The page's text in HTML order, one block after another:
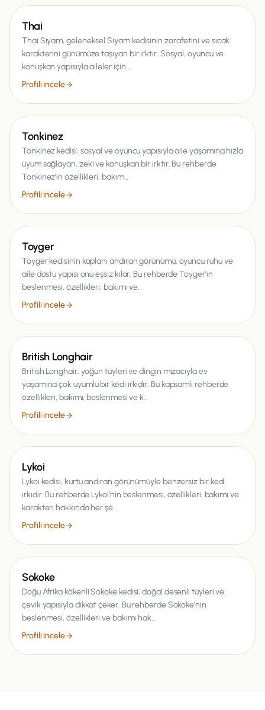
Kedi
Thai
Thai Siyam, geleneksel Siyam kedisinin zarafetini ve sıcak
karakterini günümüze taşıyan bir ırktır. Sosyal, oyuncu ve
konuşkan yapısıyla aileler için…
Profili incele
Kedi
Tonkinez
Tonkinez kedisi, sosyal ve oyuncu yapısıyla aile yaşamına hızla
uyum sağlayan, zeki ve konuşkan bir ırktır. Bu rehberde
Tonkinez’in özellikleri, bakım…
Profili incele
Toyger
Toyger kedisinin kaplanı andıran görünümü, oyuncu ruhu ve
aile dostu yapısı onu eşsiz kılar. Bu rehberde Toyger'ın
beslenmesi, özellikleri, bakımı ve…
Profili incele
Kedi
British Longhair
British Longhair, yoğun tüyleri ve dingin mizacıyla ev
yaşamına çok uyumlu bir kedi ırkıdır. Bu kapsamlı rehberde
özellikleri, bakımı, beslenmesi ve k…
Profili incele
Kedi
Lykoi
Lykoi kedisi, kurtu andıran görünümüyle benzersiz bir kedi
ırkıdır. Bu rehberde Lykoi’nin beslenmesi, özellikleri, bakımı ve
karakteri hakkında her şe…
Profili incele
Kedi
Sokoke
Doğu Afrika kökenli Sokoke kedisi, doğal desenli tüyleri ve
çevik yapısıyla dikkat çeker. Bu rehberde Sokoke’nin
beslenmesi, özellikleri ve bakımı hak…
Profili incele